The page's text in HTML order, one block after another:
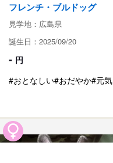
フレンチ・ブルドッグ
見学地：広島県
誕生日：2025/09/20
- 円
#おとなしい#おだやか#元気